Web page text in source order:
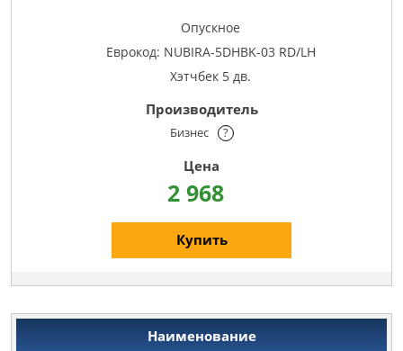
Опускное
Еврокод: NUBIRA-5DHBK-03 RD/LH
Хэтчбек 5 дв.
Бизнес ?
2 968
Купить